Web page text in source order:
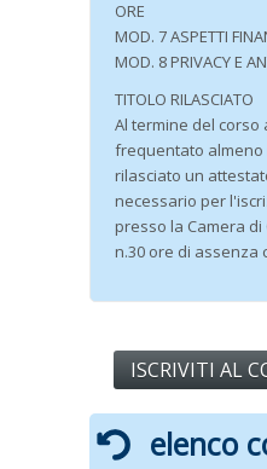
ORE
MOD. 7 ASPETTI
MOD. 8 PRIVACY E
TITOLO RILASCIATO
Al termine del corso
frequentato almeno
rilasciato un
necessario per
presso la Camera di
n.30 ore di assenza
ISCRIVITI AL
elenco